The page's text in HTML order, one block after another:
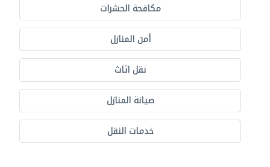
مكافحة الحشرات
أمن المنازل
نقل اثاث
صيانة المنازل
خدمات النقل